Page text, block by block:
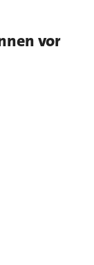
vor